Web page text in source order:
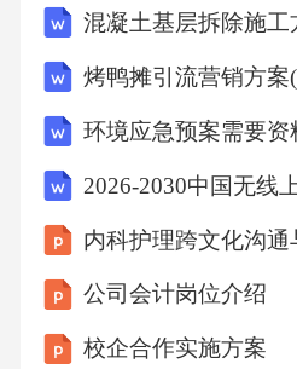
混凝土基层拆除施工
烤鸭摊引流营销方案
环境应急预案需要资
内科护理跨文化沟通
公司会计岗位介绍
校企合作实施方案